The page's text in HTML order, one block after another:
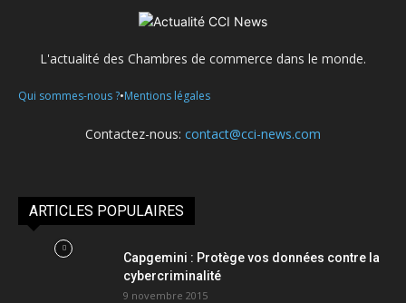
L'actualité des Chambres de commerce dans le monde.
Qui sommes-nous ?•Mentions légales
Contactez-nous: contact@cci-news.com
ARTICLES POPULAIRES
Capgemini : Protège vos données contre la
cybercriminalité
9 novembre 2015